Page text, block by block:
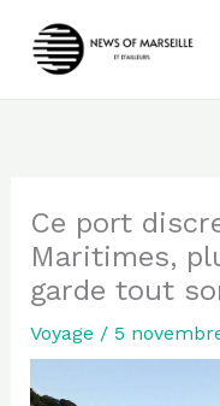
Ce port
Maritimes,
garde tout
Voyage / 5